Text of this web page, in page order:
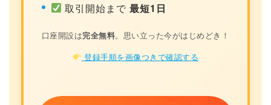
取引開始まで最短1日
口座開設は完全無料。思い立った今がはじめどき！
登録手順を画像つきで確認する